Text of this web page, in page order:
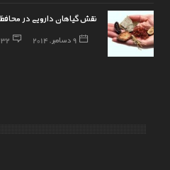
نقش گیاهان دارویی در
9 دسامبر, 2014 32